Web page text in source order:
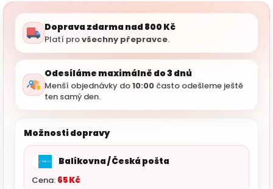
Doprava zdarma nad 800 Kč
Platí provšechny přepravce.
Odesíláme maximálně do 3 dnů
Menší objednávky do10:00 často odešleme ještě
ten samý den.
Možnosti dopravy
Balíkovna / Česká pošta
Cena: 65 Kč